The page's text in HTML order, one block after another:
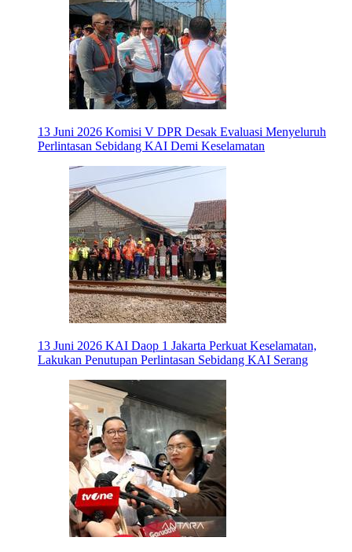
13 Juni 2026 Komisi V DPR Desak Evaluasi Menyeluruh
Perlintasan Sebidang KAI Demi Keselamatan
13 Juni 2026 KAI Daop 1 Jakarta Perkuat Keselamatan,
Lakukan Penutupan Perlintasan Sebidang KAI Serang